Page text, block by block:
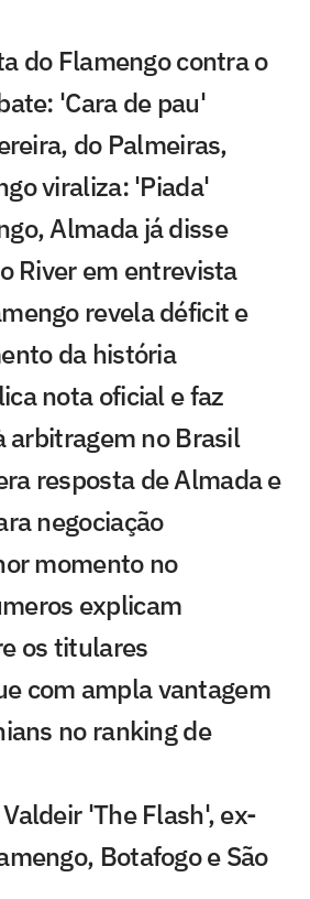
do Flamengo contra o
'Cara de pau'
do Palmeiras,
viraliza: 'Piada'
Almada já disse
River em entrevista
revela déficit e
da história
nota oficial e faz
arbitragem no Brasil
resposta de Almada e
negociação
momento no
explicam
os titulares
com ampla vantagem
no ranking de
'The Flash', ex-
Botafogo e São